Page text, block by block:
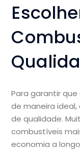
Para garantir que
de maneira
de qualidade.
combustíveis
economia a